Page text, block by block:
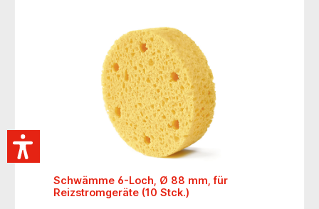
Schwämme 6-Loch, Ø 88 mm, für
Reizstromgeräte (10 Stck.)